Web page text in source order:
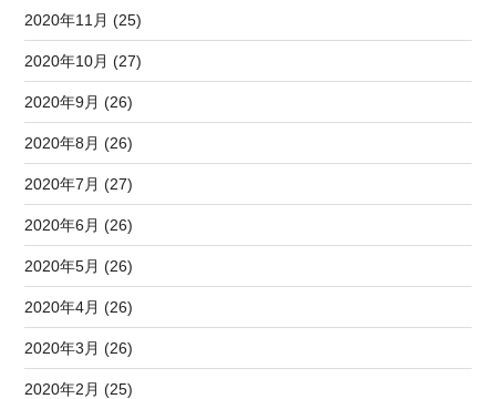
2020年11月 (25)
2020年10月 (27)
2020年9月 (26)
2020年8月 (26)
2020年7月 (27)
2020年6月 (26)
2020年5月 (26)
2020年4月 (26)
2020年3月 (26)
2020年2月 (25)